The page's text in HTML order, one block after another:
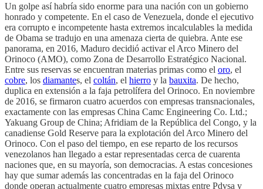
Un golpe así habría sido enorme para una nación con un gobierno
honrado y competente. En el caso de Venezuela, donde el ejecutivo
era corrupto e incompetente hasta extremos incalculables la medida
de Obama se tradujo en una amenaza cierta de quiebra. Ante ese
panorama, en 2016, Maduro decidió activar el Arco Minero del
Orinoco (AMO), como Zona de Desarrollo Estratégico Nacional.
Entre sus reservas se encuentran materias primas como el oro, el
cobre, los diamantes, el coltán, el hierro y la bauxita. De hecho,
duplica en extensión a la faja petrolífera del Orinoco. En noviembre
de 2016, se firmaron cuatro acuerdos con empresas transnacionales,
exactamente con las empresas China Camc Engineering Co. Ltd.;
Yakuang Group de China; Afridiam de la República del Congo, y la
canadiense Gold Reserve para la explotación del Arco Minero del
Orinoco. Con el paso del tiempo, en ese reparto de los recursos
venezolanos han llegado a estar representadas cerca de cuarenta
naciones que, en su mayoría, son democracias. A estas concesiones
hay que sumar además las concentradas en la faja del Orinoco
donde operan actualmente cuatro empresas mixtas entre Pdvsa y